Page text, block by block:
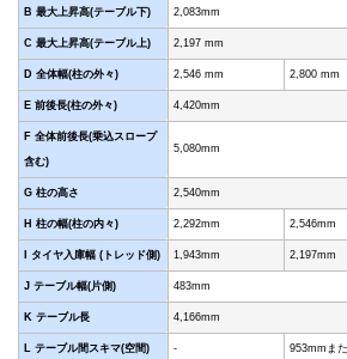
B 最大上昇高(テーブル下) 2,083mm
C 最大上昇高(テーブル上) 2,197 mm
D 全体幅(柱の外々) 2,546 mm 2,800 mm
E 前後長(柱の外々) 4,420mm
F 全体前後長(乗込スロープ
含む)
5,080mm
G 柱の高さ 2,540mm
H 柱の幅(柱の内々) 2,292mm 2,546mm
I タイヤ入庫幅 (トレッド側) 1,943mm 2,197mm
J テーブル幅(片側) 483mm
K テーブル長 4,166mm
L テーブル間スキマ(空間) - 953mmま